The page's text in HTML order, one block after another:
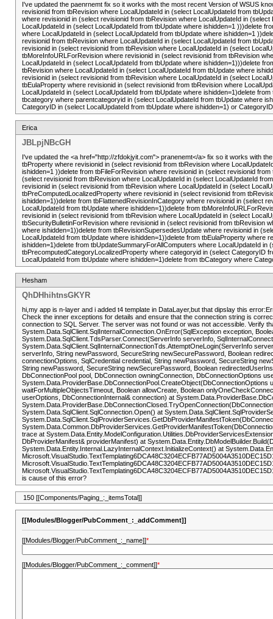
I've updated the paenrnemt fix so it works with the most recent Version of WSUS
revisionid from tbRevision where LocalUpdateId in (select LocalUpdateId from
where revisionid in (select revisionid from tbRevision where LocalUpdateId in
LocalUpdateId in (select LocalUpdateId from tbUpdate where ishidden=1 )))delete
where LocalUpdateId in (select LocalUpdateId from tbUpdate where ishidden=1
revisionid from tbRevision where LocalUpdateId in (select LocalUpdateId from
revisionid in (select revisionid from tbRevision where LocalUpdateId in (select
tbMoreInfoURLForRevision where revisionid in (select revisionid from tbRevision
LocalUpdateId in (select LocalUpdateId from tbUpdate where ishidden=1)))delete
tbRevision where LocalUpdateId in (select LocalUpdateId from tbUpdate where
revisionid in (select revisionid from tbRevision where LocalUpdateId in (select
tbEulaProperty where revisionid in (select revisionid from tbRevision where
LocalUpdateId in (select LocalUpdateId from tbUpdate where ishidden=1)delete
tbcategory where parentcategoryid in (select LocalUpdateId from tbUpdate where
CategoryID in (select LocalUpdateId from tbUpdate where ishidden=1) or
Erica
JBLpjNBcGH
I've updated the <a href="http://zfdokjyit.com"> pranenemt</a> fix so it works with
tbProperty where revisionid in (select revisionid from tbRevision where
ishidden=1 ))delete from tbFileForRevision where revisionid in (select revisionid
(select revisionid from tbRevision where LocalUpdateId in (select LocalUpdateId
revisionid in (select revisionid from tbRevision where LocalUpdateId in (select
tbPreComputedLocalizedProperty where revisionid in (select revisionid from
ishidden=1))delete from tbFlattenedRevisionInCategory where revisionid in (select
LocalUpdateId from tbUpdate where ishidden=1))delete from
revisionid in (select revisionid from tbRevision where LocalUpdateId in (select
tbSecurityBulletinForRevision where revisionid in (select revisionid from tbRevision
where ishidden=1))delete from tbRevisionSupersedesUpdate where revisionid in
LocalUpdateId from tbUpdate where ishidden=1))delete from tbEulaProperty
ishidden=1)delete from tbUpdateSummaryForAllComputers where LocalUpdateId
tbPrecomputedCategoryLocalizedProperty where categoryid in (select CategoryID
LocalUpdateId from tbUpdate where ishidden=1)delete from tbCategory where
Hesham
QhDHhihtnsGKYR
hi,my app is n-layer and i added t4 template in DataLayer,but that dipslay this
Check the inner exceptions for details and ensure that the connection string is
connection to SQL Server. The server was not found or was not accessible. Verify
System.Data.SqlClient.SqlInternalConnection.OnError(SqlException exception,
System.Data.SqlClient.TdsParser.Connect(ServerInfo serverInfo,
System.Data.SqlClient.SqlInternalConnectionTds.AttemptOneLogin(ServerInfo
serverInfo, String newPassword, SecureString newSecurePassword, Boolean
connectionOptions, SqlCredential credential, String newPassword, SecureString
String newPassword, SecureString newSecurePassword, Boolean
DbConnectionPool pool, DbConnection owningConnection, DbConnectionOptions
waitForMultipleObjectsTimeout, Boolean allowCreate, Boolean
userOptions, DbConnectionInternal& connection) at
System.Data.SqlClient.SqlConnection.Open() at
trace at
DbProviderManifest& providerManifest) at
System.Data.Entity.Internal.LazyInternalContext.InitializeContext() at
is cause of this error?
150 [[Components/Paging_:_itemsTotal]]
[[Modules/Blogger/PubComment_:_addComment]]
[[Modules/Blogger/PubComment_:_name]]*
[[Modules/Blogger/PubComment_:_comment]]*